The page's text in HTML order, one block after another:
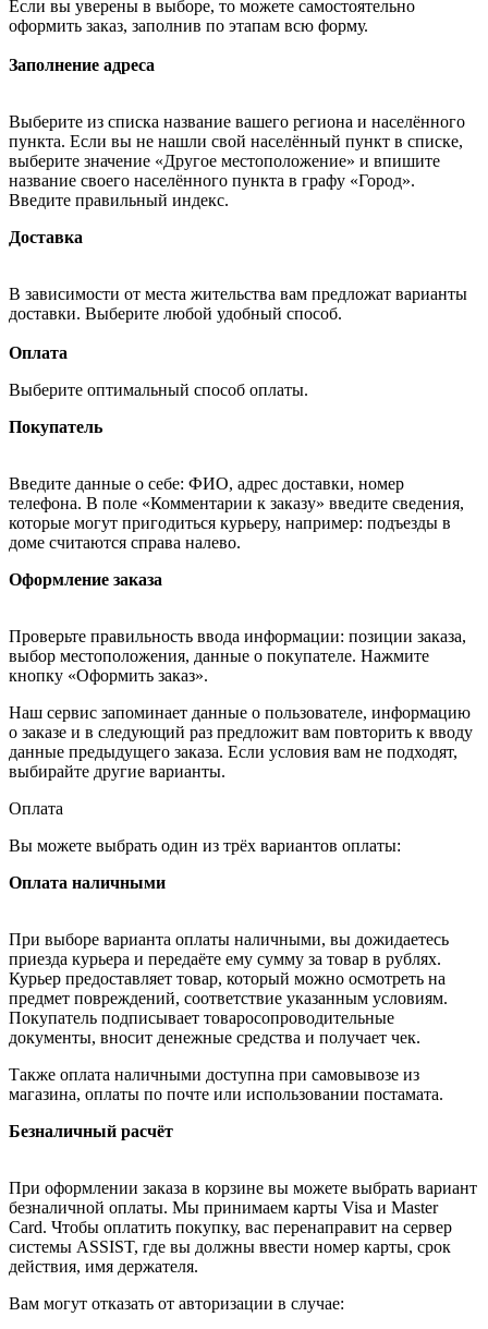
Если вы уверены в выборе, то можете самостоятельно
оформить заказ, заполнив по этапам всю форму.
Заполнение адреса
Выберите из списка название вашего региона и населённого
пункта. Если вы не нашли свой населённый пункт в списке,
выберите значение «Другое местоположение» и впишите
название своего населённого пункта в графу «Город».
Введите правильный индекс.
Доставка
В зависимости от места жительства вам предложат варианты
доставки. Выберите любой удобный способ.
Оплата
Выберите оптимальный способ оплаты.
Покупатель
Введите данные о себе: ФИО, адрес доставки, номер
телефона. В поле «Комментарии к заказу» введите сведения,
которые могут пригодиться курьеру, например: подъезды в
доме считаются справа налево.
Оформление заказа
Проверьте правильность ввода информации: позиции заказа,
выбор местоположения, данные о покупателе. Нажмите
кнопку «Оформить заказ».
Наш сервис запоминает данные о пользователе, информацию
о заказе и в следующий раз предложит вам повторить к вводу
данные предыдущего заказа. Если условия вам не подходят,
выбирайте другие варианты.
Оплата
Вы можете выбрать один из трёх вариантов оплаты:
Оплата наличными
При выборе варианта оплаты наличными, вы дожидаетесь
приезда курьера и передаёте ему сумму за товар в рублях.
Курьер предоставляет товар, который можно осмотреть на
предмет повреждений, соответствие указанным условиям.
Покупатель подписывает товаросопроводительные
документы, вносит денежные средства и получает чек.
Также оплата наличными доступна при самовывозе из
магазина, оплаты по почте или использовании постамата.
Безналичный расчёт
При оформлении заказа в корзине вы можете выбрать вариант
безналичной оплаты. Мы принимаем карты Visa и Master
Card. Чтобы оплатить покупку, вас перенаправит на сервер
системы ASSIST, где вы должны ввести номер карты, срок
действия, имя держателя.
Вам могут отказать от авторизации в случае: